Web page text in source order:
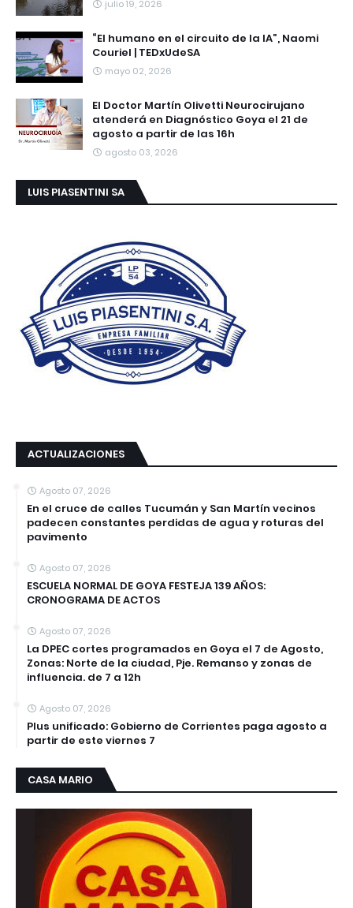
julio 19, 2026
“El humano en el circuito de la IA”, Naomi
Couriel | TEDxUdeSA
mayo 02, 2026
El Doctor Martín Olivetti Neurocirujano
atenderá en Diagnóstico Goya el 21 de
agosto a partir de las 16h
agosto 03, 2026
LUIS PIASENTINI SA
ACTUALIZACIONES
Agosto 07, 2026
En el cruce de calles Tucumán y San Martín vecinos
padecen constantes perdidas de agua y roturas del
pavimento
Agosto 07, 2026
ESCUELA NORMAL DE GOYA FESTEJA 139 AÑOS:
CRONOGRAMA DE ACTOS
Agosto 07, 2026
La DPEC cortes programados en Goya el 7 de Agosto,
Zonas: Norte de la ciudad, Pje. Remanso y zonas de
influencia. de 7 a 12h
Agosto 07, 2026
Plus unificado: Gobierno de Corrientes paga agosto a
partir de este viernes 7
CASA MARIO